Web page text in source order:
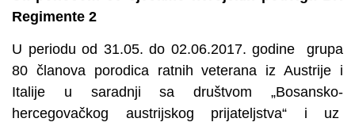
Regimente 2
U periodu od 31.05. do 02.06.2017. godine grupa
80 članova porodica ratnih veterana iz Austrije i
Italije u saradnji sa društvom „Bosansko-
hercegovačkog austrijskog prijateljstva“ i uz